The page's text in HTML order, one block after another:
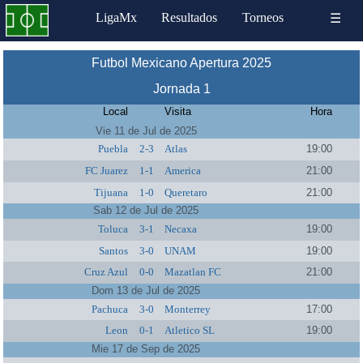
LigaMx Resultados Torneos ☰
Futbol Mexicano Apertura 2025
Jornada 1
Local Visita
Hora
Vie 11 de Jul de 2025
Puebla
2-3 Atlas
19:00
FC Juarez
1-1 America
21:00
Tijuana
1-0 Queretaro
21:00
Sab 12 de Jul de 2025
Toluca
3-1 Necaxa
19:00
Santos
3-0 UNAM
19:00
Cruz Azul
0-0 Mazatlan FC
21:00
Dom 13 de Jul de 2025
Pachuca
3-0 Monterrey
17:00
Leon
0-1 Atletico SL
19:00
Mie 17 de Sep de 2025